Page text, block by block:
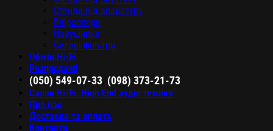
Стенди під апаратуру
Віброопори
Навушники
Силові фільтри
Обмін Hi-Fi
Розпродажі
(050) 549-07-33 (098) 373-21-73
Салон Hi-Fi, High End аудіо техніки
Про нас
Доставка та оплата
Контакти